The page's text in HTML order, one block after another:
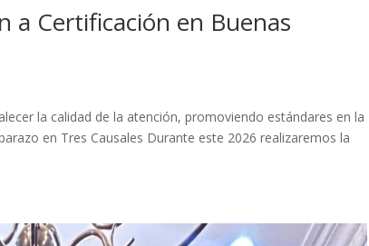
a Certificación en Buenas
la calidad de la atención, promoviendo estándares en la
en Tres Causales Durante este 2026 realizaremos la